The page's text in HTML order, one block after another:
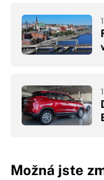
Možná jste